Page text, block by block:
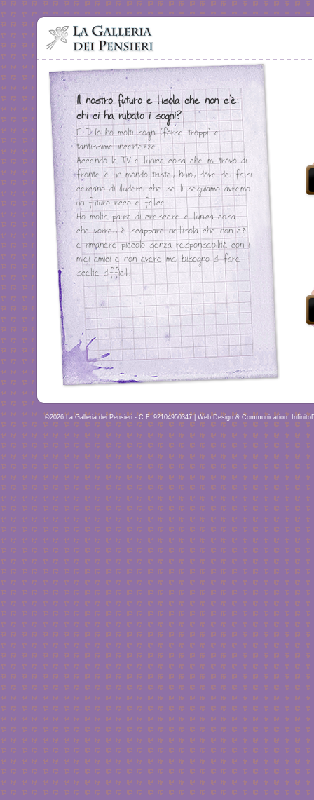
Il nostro futuro e l'isola che non c'è:
chi ci ha rubato i sogni?
[...] Io ho molti sogni (forse troppi) e
tantissime incertezze.
Accendo la TV e l'unica cosa che mi trovo di
fronte è un mondo triste, buio, dove dei falsi
cercano di illuderci che se li seguiamo avremo
un futuro ricco e felice....
Ho molta paura di crescere e l'unica cosa
che vorrei, è scappare nell'isola che non c'è
e rimanere piccolo senza responsabilità con i
miei amici e non avere mai bisogno di fare
scelte difficili.
©2026 La Galleria dei Pensieri - C.F. 92104950347 | Web Design& Communication: